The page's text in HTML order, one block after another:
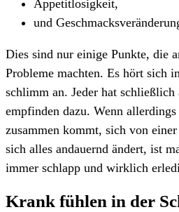
Appetitlosigkeit,
und
Dies sind nur einige Punkte, die
Probleme machten. Es hört sich
schlimm an. Jeder hat schließlich
empfinden dazu. Wenn
zusammen kommt, sich von
sich alles andauernd ändert, ist
immer schlapp und wirklich
Krank fühlen in der